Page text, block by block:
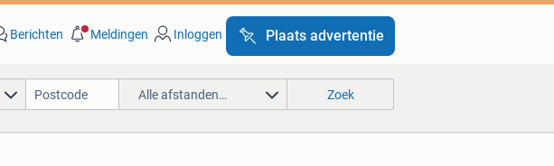
Berichten Meldingen Inloggen Plaats advertentie
Alle afstanden… Zoek